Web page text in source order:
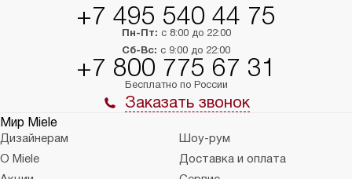
+7 495 540 44 75
Пн-Пт: с 8:00 до 22:00
Сб-Вс: с 9:00 до 22:00
+7 800 775 67 31
Бесплатно по России
Заказать звонок
Мир Miele
Дизайнерам
Шоу-рум
О Miele
Доставка и оплата